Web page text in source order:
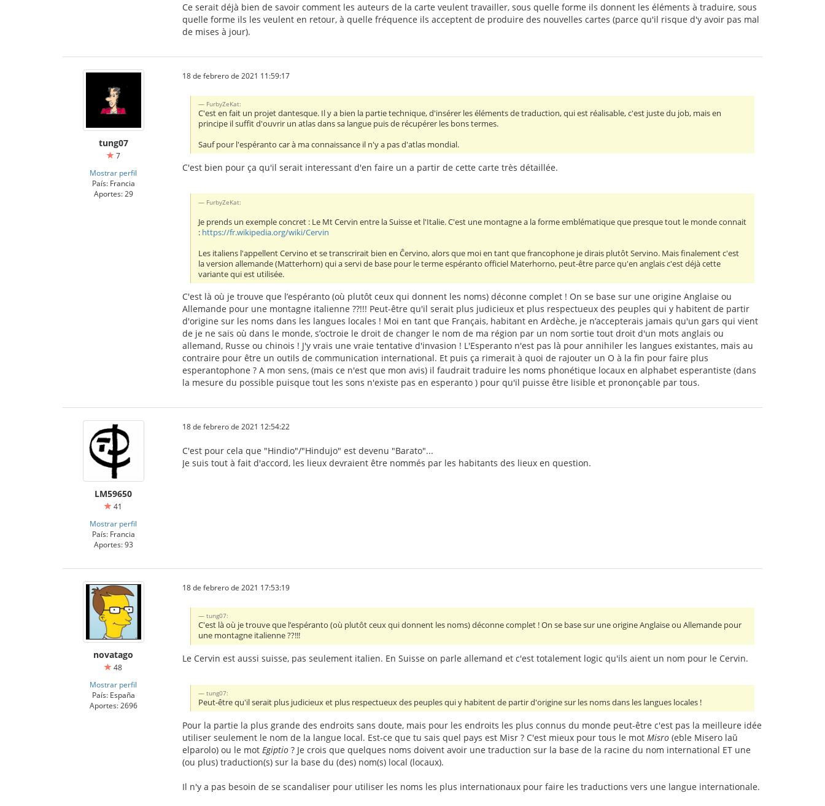
Ce serait déjà bien de savoir comment les auteurs de la carte veulent travailler, sous quelle forme ils donnent les éléments à traduire, sous
quelle forme ils les veulent en retour, à quelle fréquence ils acceptent de produire des nouvelles cartes (parce qu'il risque d'y avoir pas mal
de mises à jour).
tung07
7
Mostrar perfil
País: Francia
Aportes: 29
18 de febrero de 2021 11:59:17
FurbyZeKat:
C'est en fait un projet dantesque. Il y a bien la partie technique, d'insérer les éléments de traduction, qui est réalisable, c'est juste du job, mais en
principe il suffit d'ouvrir un atlas dans sa langue puis de récupérer les bons termes.
Sauf pour l'espéranto car à ma connaissance il n'y a pas d'atlas mondial.
C'est bien pour ça qu'il serait interessant d'en faire un a partir de cette carte très détaillée.
FurbyZeKat:
Je prends un exemple concret : Le Mt Cervin entre la Suisse et l'Italie. C'est une montagne a la forme emblématique que presque tout le monde connait
: https://fr.wikipedia.org/wiki/Cervin
Les italiens l'appellent Cervino et se transcrirait bien en Ĉervino, alors que moi en tant que francophone je dirais plutôt Servino. Mais finalement c'est
la version allemande (Matterhorn) qui a servi de base pour le terme espéranto officiel Materhorno, peut-être parce qu'en anglais c'est déjà cette
variante qui est utilisée.
C'est là où je trouve que l’espéranto (où plutôt ceux qui donnent les noms) déconne complet ! On se base sur une origine Anglaise ou
Allemande pour une montagne italienne ??!!! Peut-être qu'il serait plus judicieux et plus respectueux des peuples qui y habitent de partir
d'origine sur les noms dans les langues locales ! Moi en tant que Français, habitant en Ardèche, je n’accepterais jamais qu'un gars qui vient
de je ne sais où dans le monde, s’octroie le droit de changer le nom de ma région par un nom sortie tout droit d'un mots anglais ou
allemand, Russe ou chinois ! J'y vrais une vraie tentative d'invasion ! L'Esperanto n'est pas là pour annihiler les langues existantes, mais au
contraire pour être un outils de communication international. Et puis ça rimerait à quoi de rajouter un O à la fin pour faire plus
esperantophone ? A mon sens, (mais ce n'est que mon avis) il faudrait traduire les noms phonétique locaux en alphabet esperantiste (dans
la mesure du possible puisque tout les sons n'existe pas en esperanto ) pour qu'il puisse être lisible et prononçable par tous.
LM59650
41
Mostrar perfil
País: Francia
Aportes: 93
18 de febrero de 2021 12:54:22
C'est pour cela que "Hindio"/"Hindujo" est devenu "Barato"...
Je suis tout à fait d'accord, les lieux devraient être nommés par les habitants des lieux en question.
novatago
48
Mostrar perfil
País: España
Aportes: 2696
18 de febrero de 2021 17:53:19
tung07:
C'est là où je trouve que l’espéranto (où plutôt ceux qui donnent les noms) déconne complet ! On se base sur une origine Anglaise ou Allemande pour
une montagne italienne ??!!!
Le Cervin est aussi suisse, pas seulement italien. En Suisse on parle allemand et c'est totalement logic qu'ils aient un nom pour le Cervin.
tung07:
Peut-être qu'il serait plus judicieux et plus respectueux des peuples qui y habitent de partir d'origine sur les noms dans les langues locales !
Pour la partie la plus grande des endroits sans doute, mais pour les endroits les plus connus du monde peut-être c'est pas la meilleure idée
utiliser seulement le nom de la langue local. Est-ce que tu sais quel pays est Misr ? C'est mieux pour tous le mot Misro (eble Misero laŭ
elparolo) ou le mot Egiptio ? Je crois que quelques noms doivent avoir une traduction sur la base de la racine du nom international ET une
(ou plus) traduction(s) sur la base du (des) nom(s) local (locaux).
Il n'y a pas besoin de se scandaliser pour utiliser les noms les plus internationaux pour faire les traductions vers une langue internationale.